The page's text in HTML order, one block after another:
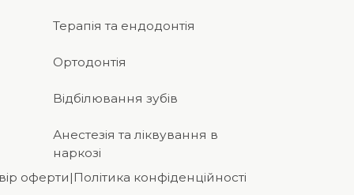
Терапія та ендодонтія
Ортодонтія
Відбілювання зубів
Анестезія та ліквування в
наркозі
оферти|Політика конфіденційності